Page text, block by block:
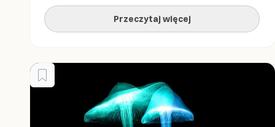
Azji. Dziś nowoczesna nauka odsłania niesamowite
korzyści zdrowotne związane z tym niezwykłym
grzybym. Badania potwierdzają to, co od […]
Przeczytaj więcej